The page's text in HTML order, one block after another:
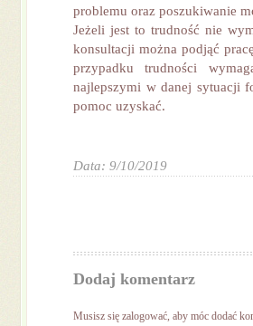
problemu oraz poszukiwanie
Jeżeli jest to trudność nie
konsultacji można podjąć
przypadku trudności
najlepszymi w danej sytuacji
pomoc uzyskać.
Data: 9/10/2019
Dodaj komentarz
Musisz się zalogować, aby móc dodać